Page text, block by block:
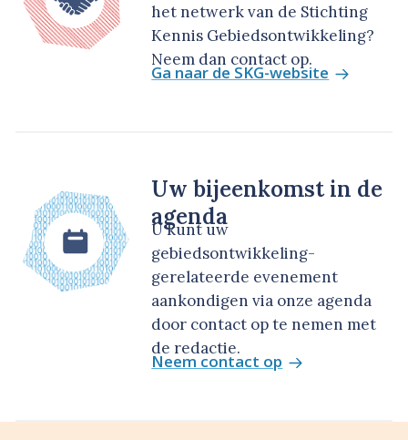
het netwerk van de Stichting
Kennis Gebiedsontwikkeling?
Neem dan contact op.
Ga naar de SKG-website
Uw bijeenkomst in de
agenda
U kunt uw
gebiedsontwikkeling-
gerelateerde evenement
aankondigen via onze agenda
door contact op te nemen met
de redactie.
Neem contact op